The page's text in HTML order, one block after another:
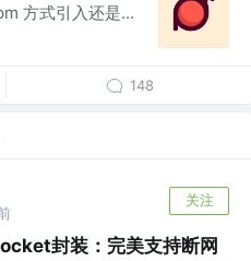
方式引入还是...
148
关注
封装：完美支持断网